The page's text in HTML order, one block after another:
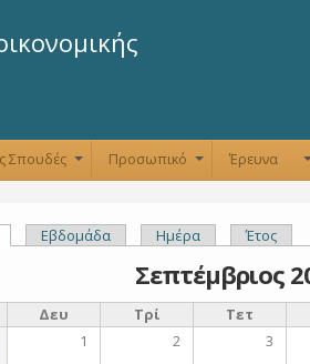
Σπουδές Προσωπικό Έρευνα
καρτέλες
καρτέλα)
Εβδομάδα Ημέρα Έτος
Σεπτέμβριος
Δευ Τρί Τετ
1 2 3